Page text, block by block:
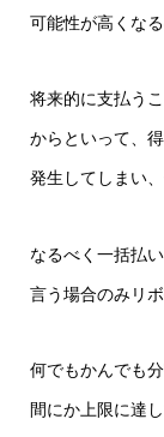
可能性が高くな
将来的に支払う
からといって、
発生してしまい
なるべく一括払
言う場合のみリ
何でもかんでも
間にか上限に達